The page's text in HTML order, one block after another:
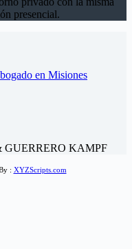
presencial.
en Misiones
GUERRERO KAMPF
: XYZScripts.com